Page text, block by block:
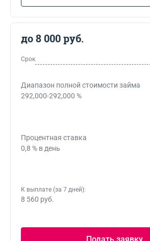
до 8 000 руб.
Срок
Диапазон полной стоимости займа
292,000-292,000 %
Процентная ставка
0,8 % в день
К выплате (за 7 дней):
8 560 руб.